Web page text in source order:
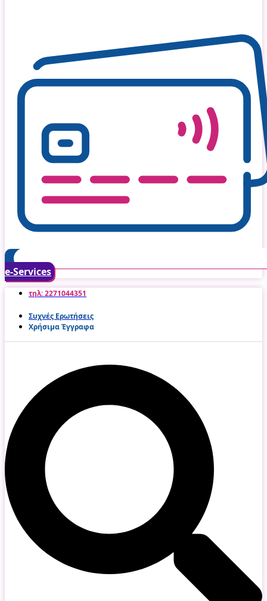
e-Services
τηλ: 2271044351
Συχνές Ερωτήσεις
Χρήσιμα Έγγραφα